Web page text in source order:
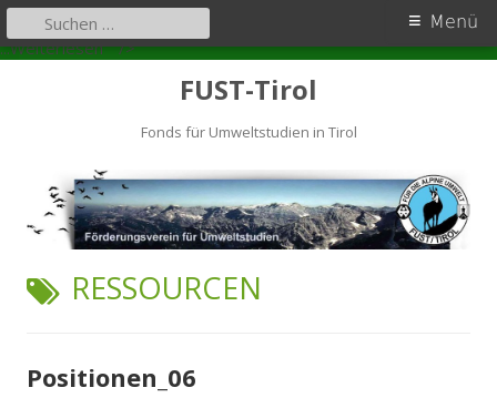
...WeiterlesenPositionen_06
" />Zum
springenFUST-Tirol
Fonds für Umweltstudien in Tirol
Primäres
Menü
Menü
Suchen
nach:
SCHLAGWORT:
RESSOURCEN
Positionen_06